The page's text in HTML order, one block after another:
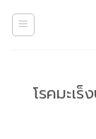
โรคมะเ